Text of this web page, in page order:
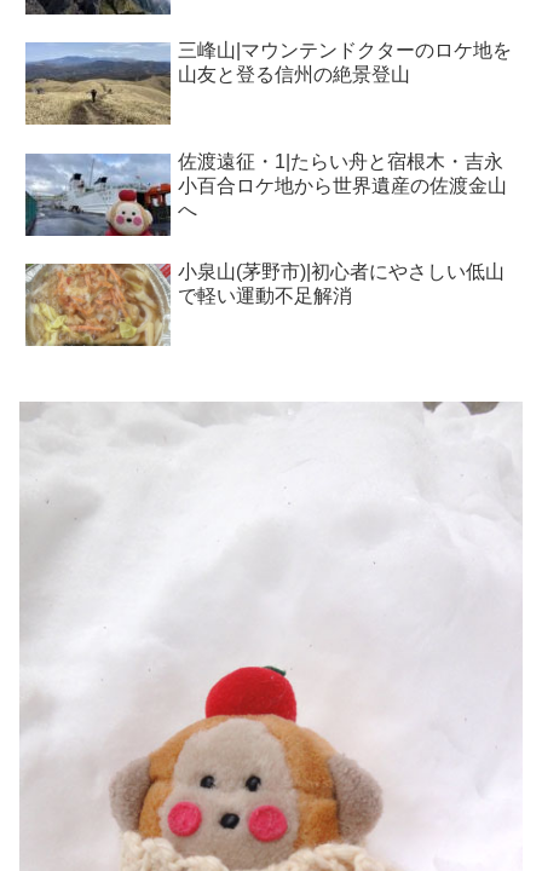
三峰山|マウンテンドクターのロケ地を
山友と登る信州の絶景登山
佐渡遠征・1|たらい舟と宿根木・吉永
小百合ロケ地から世界遺産の佐渡金山
へ
小泉山(茅野市)|初心者にやさしい低山
で軽い運動不足解消